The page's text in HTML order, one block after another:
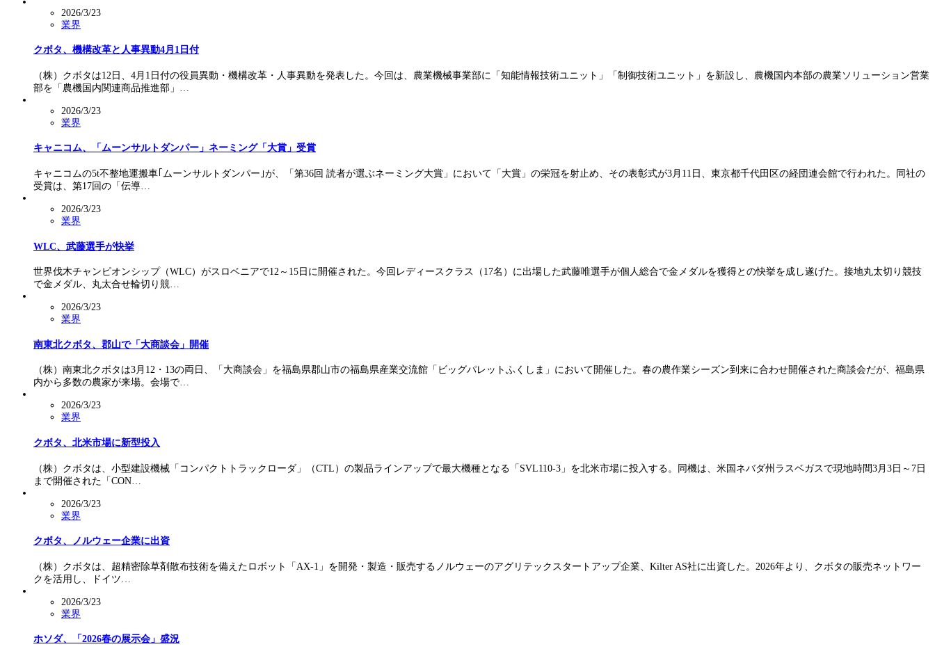
2026/3/23
業界
クボタ、機構改革と人事異動4月1日付
（株）クボタは12日、4月1日付の役員異動・機構改革・人事異動を発表した。今回は、農業機械事業部に「知能情報技術ユニット」「制御技術ユニット」を新設し、農機国内本部の農業ソリューション営業
部を「農機国内関連商品推進部」…
2026/3/23
業界
キャニコム、「ムーンサルトダンパー」ネーミング「大賞」受賞
キャニコムの5t不整地運搬車｢ムーンサルトダンパー｣が、「第36回 読者が選ぶネーミング大賞」において「大賞」の栄冠を射止め、その表彰式が3月11日、東京都千代田区の経団連会館で行われた。同社の
受賞は、第17回の「伝導…
2026/3/23
業界
WLC、武藤選手が快挙
世界伐木チャンピオンシップ（WLC）がスロベニアで12～15日に開催された。今回レディースクラス（17名）に出場した武藤唯選手が個人総合で金メダルを獲得との快挙を成し遂げた。接地丸太切り競技
で金メダル、丸太合せ輪切り競…
2026/3/23
業界
南東北クボタ、郡山で「大商談会」開催
（株）南東北クボタは3月12・13の両日、「大商談会」を福島県郡山市の福島県産業交流館「ビッグパレットふくしま」において開催した。春の農作業シーズン到来に合わせ開催された商談会だが、福島県
内から多数の農家が来場。会場で…
2026/3/23
業界
クボタ、北米市場に新型投入
（株）クボタは、小型建設機械「コンパクトトラックローダ」（CTL）の製品ラインアップで最大機種となる「SVL110-3」を北米市場に投入する。同機は、米国ネバダ州ラスベガスで現地時間3月3日～7日
まで開催された「CON…
2026/3/23
業界
クボタ、ノルウェー企業に出資
（株）クボタは、超精密除草剤散布技術を備えたロボット「AX-1」を開発・製造・販売するノルウェーのアグリテックスタートアップ企業、Kilter AS社に出資した。2026年より、クボタの販売ネットワー
クを活用し、ドイツ…
2026/3/23
業界
ホソダ、「2026春の展示会」盛況